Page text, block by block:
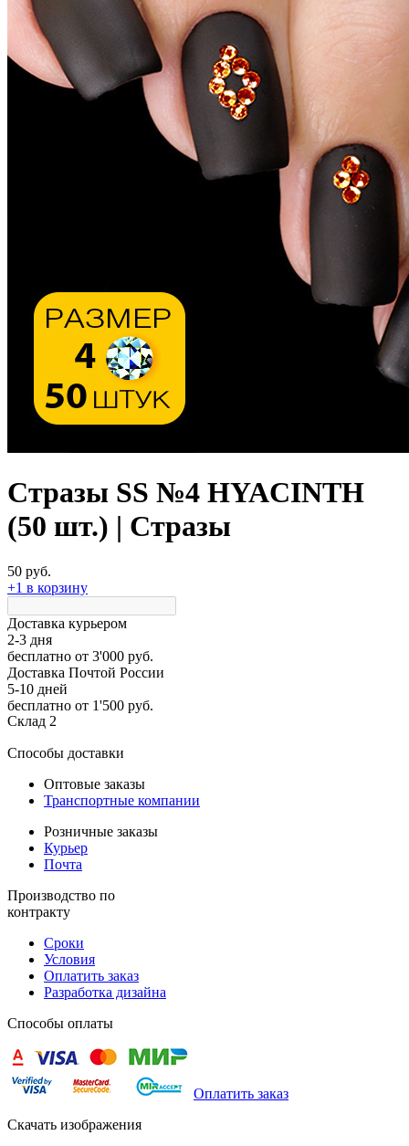
Стразы SS №4 HYACINTH
(50 шт.) | Стразы
50 руб.
+1 в корзину
Доставка курьером
2-3 дня
бесплатно от 3'000 руб.
Доставка Почтой России
5-10 дней
бесплатно от 1'500 руб.
Склад 2
Способы доставки
Оптовые заказы
Транспортные компании
Розничные заказы
Курьер
Почта
Производство по
контракту
Сроки
Условия
Оплатить заказ
Разработка дизайна
Способы оплаты
Оплатить заказ
Скачать изображения